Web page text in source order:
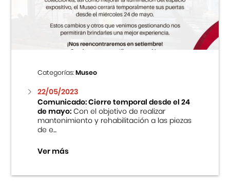
Centro Cultural Peruano Japonés
Museo de la Inmigración Japonesa
Fondo Editorial
Teatro Peruano Japonés
Categorías:Museo
22/05/2023
Comunicado: Cierre temporal desde el 24
de mayo:Con el objetivo de realizar
mantenimiento y rehabilitación a las piezas
de e...
Ver más